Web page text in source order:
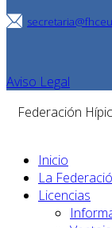
Aviso Legal
Federación
Inicio
La
Licencias